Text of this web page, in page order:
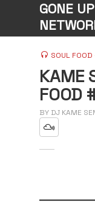
GONE UP
SOUL FOOD
KAME
FOOD
BY DJ KAME